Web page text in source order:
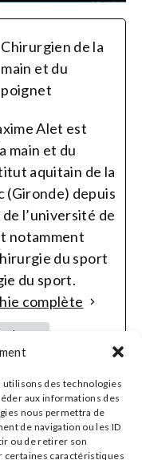
des technologies
aux informations des
nous permettra de
de navigation ou les ID
ou de retirer son
certaines caractéristiques
Chirurgien de la
main et du
poignet
Alet est
main et du
aquitain de la
(Gironde) depuis
l’université de
notamment
du sport
du sport.
complète
carpien
Rhizarthrose